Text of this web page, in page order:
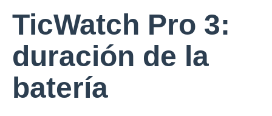
TicWatch Pro 3:
duración de la
batería